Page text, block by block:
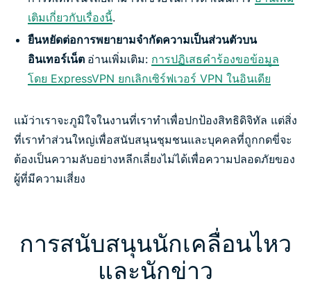
เติมเกี่ยวกับเรื่องนี้.
ยืนหยัดต่อการพยายามจำกัดความเป็นส่วนตัวบน
อินเทอร์เน็ต อ่านเพิ่มเติม: การปฏิเสธคำร้องขอข้อมูล
โดย ExpressVPN ยกเลิกเซิร์ฟเวอร์ VPN ในอินเดีย
แม้ว่าเราจะภูมิใจในงานที่เราทำเพื่อปกป้องสิทธิดิจิทัล แต่สิ่ง
ที่เราทำส่วนใหญ่เพื่อสนับสนุนชุมชนและบุคคลที่ถูกกดขี่จะ
ต้องเป็นความลับอย่างหลีกเลี่ยงไม่ได้เพื่อความปลอดภัยของ
ผู้ที่มีความเสี่ยง
การสนับสนุนนักเคลื่อนไหว
และนักข่าว